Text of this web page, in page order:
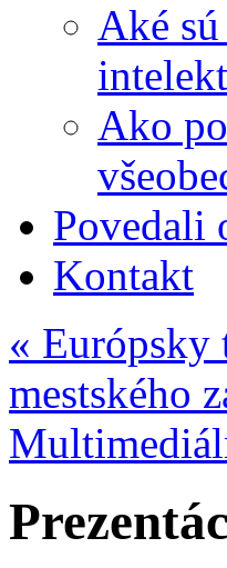
Aké
Ako
Povedali
Kontakt
« Európsky
mestského